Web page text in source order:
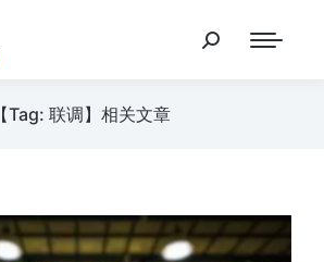
【Tag: 联调】相关文章